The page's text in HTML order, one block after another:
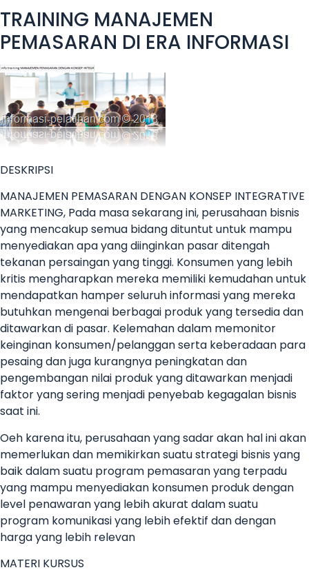
TRAINING MANAJEMEN
PEMASARAN DI ERA INFORMASI
DESKRIPSI
MANAJEMEN PEMASARAN DENGAN KONSEP INTEGRATIVE
MARKETING, Pada masa sekarang ini, perusahaan bisnis
yang mencakup semua bidang dituntut untuk mampu
menyediakan apa yang diinginkan pasar ditengah
tekanan persaingan yang tinggi. Konsumen yang lebih
kritis mengharapkan mereka memiliki kemudahan untuk
mendapatkan hamper seluruh informasi yang mereka
butuhkan mengenai berbagai produk yang tersedia dan
ditawarkan di pasar. Kelemahan dalam memonitor
keinginan konsumen/pelanggan serta keberadaan para
pesaing dan juga kurangnya peningkatan dan
pengembangan nilai produk yang ditawarkan menjadi
faktor yang sering menjadi penyebab kegagalan bisnis
saat ini.
Oeh karena itu, perusahaan yang sadar akan hal ini akan
memerlukan dan memikirkan suatu strategi bisnis yang
baik dalam suatu program pemasaran yang terpadu
yang mampu menyediakan konsumen produk dengan
level penawaran yang lebih akurat dalam suatu
program komunikasi yang lebih efektif dan dengan
harga yang lebih relevan
MATERI KURSUS